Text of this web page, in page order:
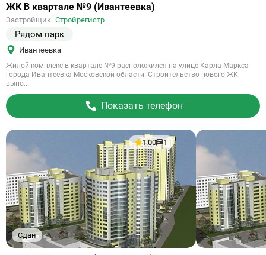
Ссылка
объект
ЖК В квартале №9 (Ивантеевка)
Застройщик Стройрегистр
Рядом парк
Ивантеевка
Жилой комплекс в квартале №9 расположился на улице Карла Маркса
города Ивантеевка Московской области. Строительство нового ЖК
выпо...
Показать телефон
Сдан
1.00 1